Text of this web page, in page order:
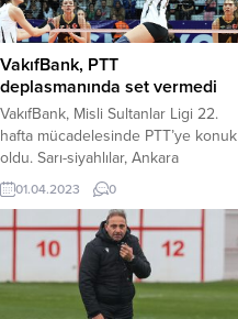
VakıfBank, PTT
deplasmanında set vermedi
VakıfBank, Misli Sultanlar Ligi 22.
hafta mücadelesinde PTT’ye konuk
oldu. Sarı-siyahlılar, Ankara
deplasmanında set vermeden
kazanarak bu sezonki 19.
galibiyetini aldı. Türkiye’nin
2018’den bu yana tek şampiyonu
VakıfBank, Misli Sultanlar Ligi 22.
hafta mücadelesinde Ankara
deplasmanındaydı. Sarı-siyahlılar,
01.04.2023 0